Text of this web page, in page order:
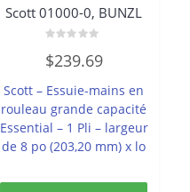
Scott 01000-0, BUNZL
0
sur
$239.69
Scott – Essuie-mains en
rouleau grande capacité
Essential – 1 Pli – largeur
de 8 po (203,20 mm) x lo